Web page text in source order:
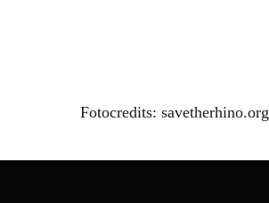
Fotocredits: savetherhino.org